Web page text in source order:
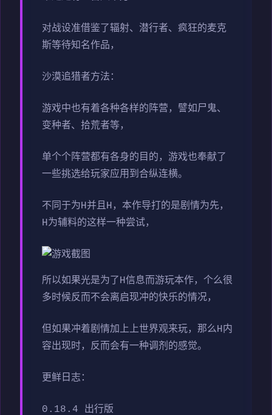
对战设准借鉴了辐射、潜行者、疯狂的麦克
斯等待知名作品，
沙漠追猎者方法：
游戏中也有着各种各样的阵营，譬如尸鬼、
变种者、拾荒者等，
单个个阵营都有各身的目的，游戏也奉献了
一些挑选给玩家应用到合纵连横。
不同于为H并且H，本作导打的是剧情为先，
H为辅料的这样一种尝试，
所以如果光是为了H信息而游玩本作，个么很
多时候反而不会离启现冲的快乐的情况，
但如果冲着剧情加上上世界观来玩，那么H内
容出现时，反而会有一种调剂的感觉。
更鲜日志：
0.18.4 出行版